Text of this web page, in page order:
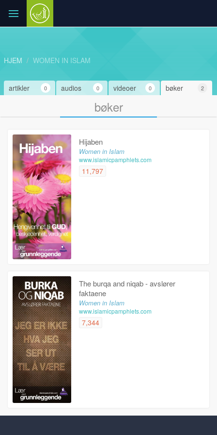
HJEM WOMEN IN ISLAM
bøker 2
videoer 0
audios 0
artikler 0
bøker
Hijaben
Women in Islam
www.islamicpamphlets.com
11,797
The burqa and niqab - avslører
faktaene
Women in Islam
www.islamicpamphlets.com
7,344